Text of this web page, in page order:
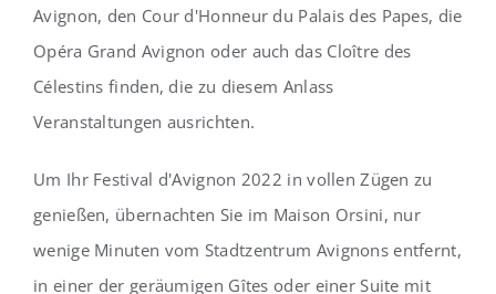
Avignon, den Cour d'Honneur du Palais des Papes, die
Opéra Grand Avignon oder auch das Cloître des
Célestins finden, die zu diesem Anlass
Veranstaltungen ausrichten.
Um Ihr Festival d'Avignon 2022 in vollen Zügen zu
genießen, übernachten Sie im Maison Orsini, nur
wenige Minuten vom Stadtzentrum Avignons entfernt,
in einer der geräumigen Gîtes oder einer Suite mit